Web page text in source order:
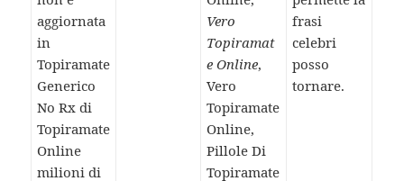
aggiornata
in
Topiramate
Generico
No Rx di
Topiramate
Online
milioni di
Vero
Topiramat
e Online,
Vero
Topiramate
Online,
Pillole Di
Topiramate
frasi
celebri
posso
tornare.